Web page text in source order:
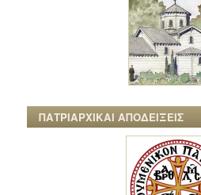
ΠΑΤΡΙΑΡΧΙΚΑΙ ΑΠΟΔΕΙΞΕΙΣ